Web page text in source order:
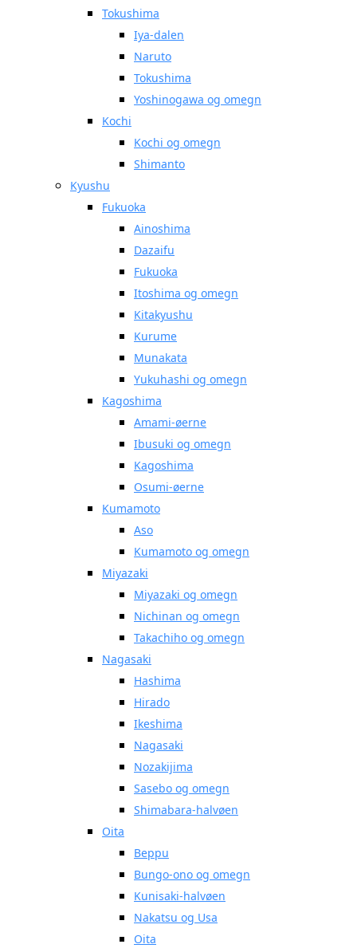
Tokushima
Iya-dalen
Naruto
Tokushima
Yoshinogawa og omegn
Kochi
Kochi og omegn
Shimanto
Kyushu
Fukuoka
Ainoshima
Dazaifu
Fukuoka
Itoshima og omegn
Kitakyushu
Kurume
Munakata
Yukuhashi og omegn
Kagoshima
Amami-øerne
Ibusuki og omegn
Kagoshima
Osumi-øerne
Kumamoto
Aso
Kumamoto og omegn
Miyazaki
Miyazaki og omegn
Nichinan og omegn
Takachiho og omegn
Nagasaki
Hashima
Hirado
Ikeshima
Nagasaki
Nozakijima
Sasebo og omegn
Shimabara-halvøen
Oita
Beppu
Bungo-ono og omegn
Kunisaki-halvøen
Nakatsu og Usa
Oita